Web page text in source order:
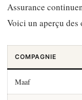
Assurance
Voici un aperçu des
COMPAGNIE
Maaf